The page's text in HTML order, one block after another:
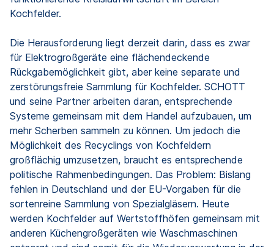
Kochfelder.
Die Herausforderung liegt derzeit darin, dass es zwar
für Elektrogroßgeräte eine flächendeckende
Rückgabemöglichkeit gibt, aber keine separate und
zerstörungsfreie Sammlung für Kochfelder. SCHOTT
und seine Partner arbeiten daran, entsprechende
Systeme gemeinsam mit dem Handel aufzubauen, um
mehr Scherben sammeln zu können. Um jedoch die
Möglichkeit des Recyclings von Kochfeldern
großflächig umzusetzen, braucht es entsprechende
politische Rahmenbedingungen. Das Problem: Bislang
fehlen in Deutschland und der EU-Vorgaben für die
sortenreine Sammlung von Spezialgläsern. Heute
werden Kochfelder auf Wertstoffhöfen gemeinsam mit
anderen Küchengroßgeräten wie Waschmaschinen